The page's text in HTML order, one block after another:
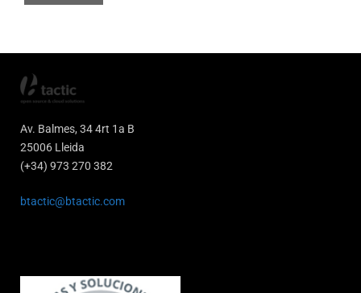
Av. Balmes, 34 4rt 1a B
25006 Lleida
(+34) 973 270 382
btactic@btactic.com